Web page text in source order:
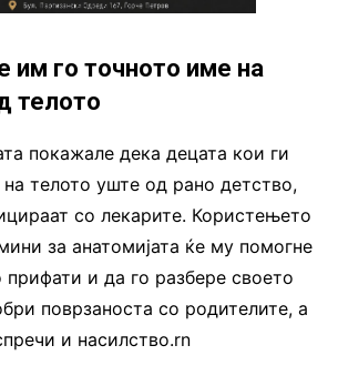
им го точното име на
телото
покажале дека децата кои ги
на телото уште од рано детство,
со лекарите. Користењето
за анатомијата ќе му помогне
прифати и да го разбере своето
поврзаноста со родителите, а
и насилство.rn